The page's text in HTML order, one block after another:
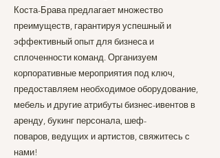
Коста-Брава предлагает множество
преимуществ, гарантируя успешный и
эффективный опыт для бизнеса и
сплоченности команд. Организуем
корпоративные мероприятия под ключ,
предоставляем необходимое оборудование,
мебель и другие атрибуты бизнес-ивентов в
аренду, букинг персонала, шеф-
поваров, ведущих и артистов, свяжитесь с
нами!